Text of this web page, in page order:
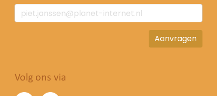
Aanvragen
Volg ons via